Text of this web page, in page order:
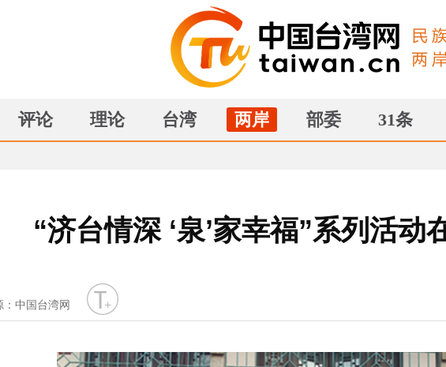
评论 理论 台湾 两岸 部委 31条
“济台情深 ‘泉’家幸福”系列活动
：中国台湾网
字号